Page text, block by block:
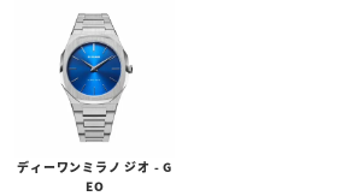
ディーワンミラノ ジオ - G
EO